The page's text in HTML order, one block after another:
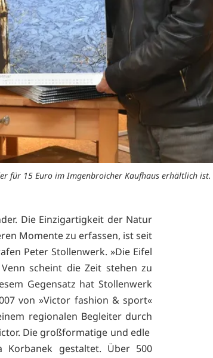
für 15 Euro im Imgenbroicher Kaufhaus erhältlich ist.
Die Einzigartigkeit der Natur
Momente zu erfassen, ist seit
Peter Stollenwerk. »Die Eifel
scheint die Zeit stehen zu
Gegensatz hat Stollenwerk
von »Victor fashion & sport«
regionalen Begleiter durch
Die großformatige und edle
Korbanek gestaltet. Über 500